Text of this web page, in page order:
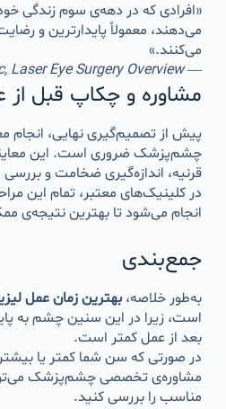
«افرادی که در دهه‌ی سوم زندگی
می‌دهند، معمولاً پایدارترین و
می‌کنند.»
—
Laser Eye Surgery Overview
مشاوره و چکاپ قبل از
پیش از تصمیم‌گیری نهایی،
چشم‌پزشک ضروری است. این
قرنیه، اندازه‌گیری ضخامت و
در کلینیک‌های معتبر، تمام این
انجام می‌شود تا بهترین نتیجه‌ی
جمع‌بندی
به‌طور خلاصه،بهترین زمان عمل لیزیک بین ۲۱
است، زیرا در این سنین چشم به
بعد از عمل کمتر است.
در صورتی که سن شما کمتر یا بیشتر
مشاوره‌ی تخصصی چشم‌پزشک
مناسب را بررسی کنید.